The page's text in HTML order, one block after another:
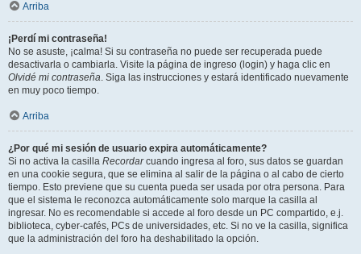
Arriba
¡Perdí mi contraseña!
No se asuste, ¡calma! Si su contraseña no puede ser recuperada puede
desactivarla o cambiarla. Visite la página de ingreso (login) y haga clic en
Olvidé mi contraseña. Siga las instrucciones y estará identificado nuevamente
en muy poco tiempo.
Arriba
¿Por qué mi sesión de usuario expira automáticamente?
Si no activa la casilla Recordarcuando ingresa al foro, sus datos se guardan
en una cookie segura, que se elimina al salir de la página o al cabo de cierto
tiempo. Esto previene que su cuenta pueda ser usada por otra persona. Para
que el sistema le reconozca automáticamente solo marque la casilla al
ingresar. No es recomendable si accede al foro desde un PC compartido, e.j.
biblioteca, cyber-cafés, PCs de universidades, etc. Si no ve la casilla, significa
que la administración del foro ha deshabilitado la opción.